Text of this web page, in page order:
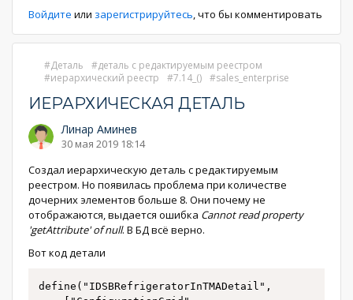
Войдите или зарегистрируйтесь, что бы комментировать
Деталь
деталь с редактируемым реестром
иерархический реестр
7.14_() sales_enterprise
ИЕРАРХИЧЕСКАЯ ДЕТАЛЬ
Линар Аминев
30 мая 2019 18:14
Создал иерархическую деталь с редактируемым
реестром. Но появилась проблема при количестве
дочерних элементов больше 8. Они почему не
отображаются, выдается ошибка Cannot read property
'getAttribute' of null. В БД всё верно.
Вот код детали
define("IDSBRefrigeratorInTMADetail",